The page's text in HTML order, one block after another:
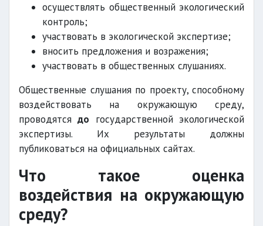
осуществлять общественный экологический
контроль;
участвовать в экологической экспертизе;
вносить предложения и возражения;
участвовать в общественных слушаниях.
Общественные слушания по проекту, способному
воздействовать на окружающую среду,
проводятсядо государственной экологической
экспертизы. Их результаты должны
публиковаться на официальных сайтах.
Что такое оценка
воздействия на окружающую
среду?